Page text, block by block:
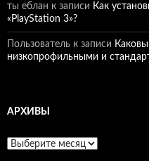
ты еблан к записи Как
«PlayStation 3»?
Пользователь к записи
низкопрофильными и
АРХИВЫ
Архивы